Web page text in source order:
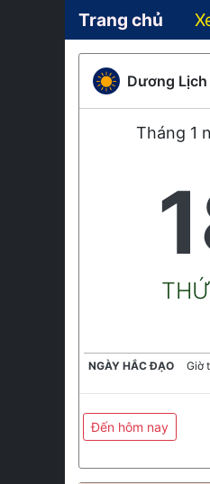
Trang chủ
Dương Lịch
Tháng 1
NGÀY HẮC ĐẠO Giờ
Đến hôm nay